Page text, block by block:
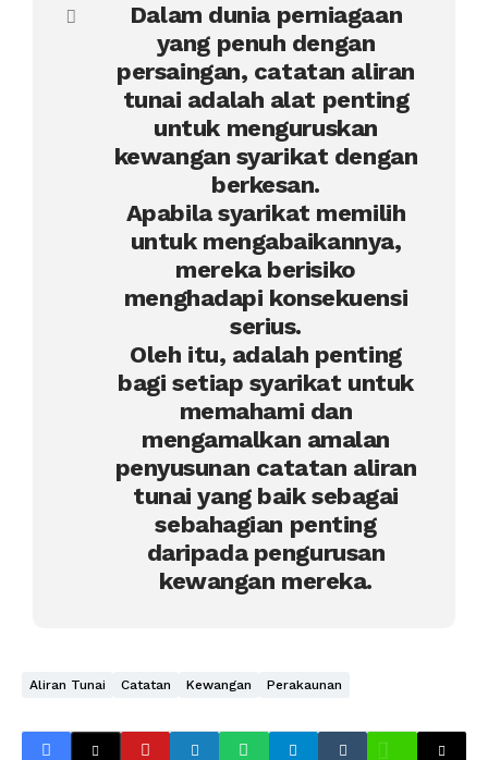
Dalam dunia perniagaan
yang penuh dengan
persaingan, catatan aliran
tunai adalah alat penting
untuk menguruskan
kewangan syarikat dengan
berkesan.
Apabila syarikat memilih
untuk mengabaikannya,
mereka berisiko
menghadapi konsekuensi
serius.
Oleh itu, adalah penting
bagi setiap syarikat untuk
memahami dan
mengamalkan amalan
penyusunan catatan aliran
tunai yang baik sebagai
sebahagian penting
daripada pengurusan
kewangan mereka.
Aliran Tunai Catatan Kewangan Perakaunan